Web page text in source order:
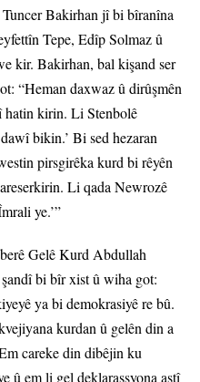
Bakirhan jî bi bîranîna
Tepe, Edîp Solmaz û
kir. Bakirhan, bal kişand ser
“Heman daxwaz û dirûşmên
kirin. Li Stenbolê
bikin.’ Bi sed hezaran
pirsgirêka kurd bi rêyên
Li qada Newrozê
ye.’”
Gelê Kurd Abdullah
bi bîr xist û wiha got:
ya bi demokrasiyê re bû.
kurdan û gelên din a
careke din dibêjin ku
û em li gel deklarassyona aştî